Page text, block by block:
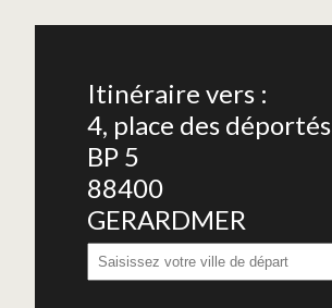
Itinéraire vers :
4, place des déportés
BP 5
88400
GERARDMER